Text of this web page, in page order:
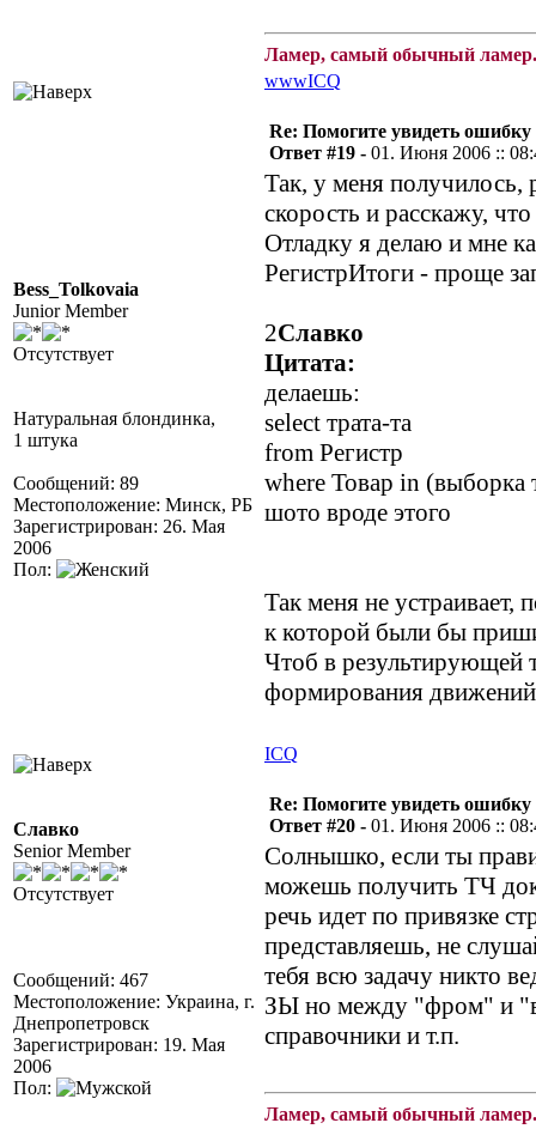
Ламер, самый обычный
wwwICQ
Bess_Tolkovaia
Junior Member
Отсутствует
Натуральная блондинка,
1 штука
Сообщений: 89
Местоположение: Минск, РБ
Зарегистрирован: 26. Мая
2006
Пол:
Re: Помогите увидеть ошибку
Ответ #19 - 01. Июня 2006 ::
Так, у меня получилось,
скорость и расскажу,
Отладку я делаю и мне
РегистрИтоги - проще
2Славко
Цитата:
делаешь:
select трата-та
from Регистр
where Товар in (выборка
шото вроде этого
Так меня не
к которой были бы
Чтоб в результирующей
формирования
ICQ
Славко
Senior Member
Отсутствует
Сообщений: 467
Местоположение: Украина, г.
Днепропетровск
Зарегистрирован: 19. Мая
2006
Пол:
Re: Помогите увидеть ошибку
Ответ #20 - 01. Июня 2006 ::
Солнышко, если ты
можешь получить ТЧ
речь идет по привязке
представляешь, не
тебя всю задачу никто
ЗЫ но между "фром" и
справочники и т.п.
Ламер, самый обычный